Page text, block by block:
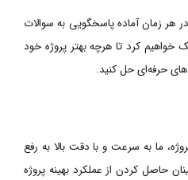
هر زمان آماده پاسخگویی به سوالات
خواهیم کرد تا هرچه بهتر پروژه خود
حرفه‌ای حل کنید.
ما به سرعت و با دقت بالا به رفع
حاصل کردن از عملکرد بهینه پروژه